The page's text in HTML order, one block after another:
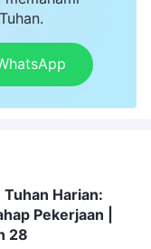
Tuhan Harian:
Pekerjaan |
28